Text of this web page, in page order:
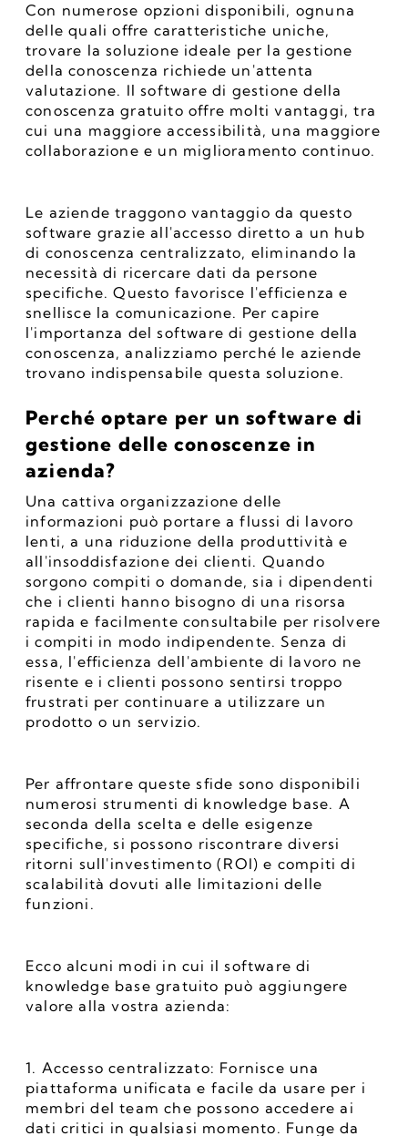
Con numerose opzioni disponibili, ognuna
delle quali offre caratteristiche uniche,
trovare la soluzione ideale per la gestione
della conoscenza richiede un'attenta
valutazione. Il software di gestione della
conoscenza gratuito offre molti vantaggi, tra
cui una maggiore accessibilità, una maggiore
collaborazione e un miglioramento continuo.
Le aziende traggono vantaggio da questo
software grazie all'accesso diretto a un hub
di conoscenza centralizzato, eliminando la
necessità di ricercare dati da persone
specifiche. Questo favorisce l'efficienza e
snellisce la comunicazione. Per capire
l'importanza del software di gestione della
conoscenza, analizziamo perché le aziende
trovano indispensabile questa soluzione.
Perché optare per un software di
gestione delle conoscenze in
azienda?
Una cattiva organizzazione delle
informazioni può portare a flussi di lavoro
lenti, a una riduzione della produttività e
all'insoddisfazione dei clienti. Quando
sorgono compiti o domande, sia i dipendenti
che i clienti hanno bisogno di una risorsa
rapida e facilmente consultabile per risolvere
i compiti in modo indipendente. Senza di
essa, l'efficienza dell'ambiente di lavoro ne
risente e i clienti possono sentirsi troppo
frustrati per continuare a utilizzare un
prodotto o un servizio.
Per affrontare queste sfide sono disponibili
numerosi strumenti di knowledge base. A
seconda della scelta e delle esigenze
specifiche, si possono riscontrare diversi
ritorni sull'investimento (ROI) e compiti di
scalabilità dovuti alle limitazioni delle
funzioni.
Ecco alcuni modi in cui il software di
knowledge base gratuito può aggiungere
valore alla vostra azienda:
1. Accesso centralizzato: Fornisce una
piattaforma unificata e facile da usare per i
membri del team che possono accedere ai
dati critici in qualsiasi momento. Funge da